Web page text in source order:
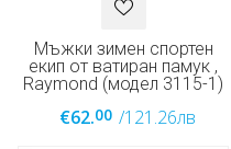
Мъжки зимен спортен
екип от ватиран памук ,
Raymond (модел 3115-1)
€62.00 /121.26лв